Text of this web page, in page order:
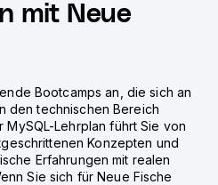
mit Neue
Bootcamps an, die sich an
den technischen Bereich
MySQL-Lehrplan führt Sie von
Konzepten und
Erfahrungen mit realen
Sie sich für Neue Fische